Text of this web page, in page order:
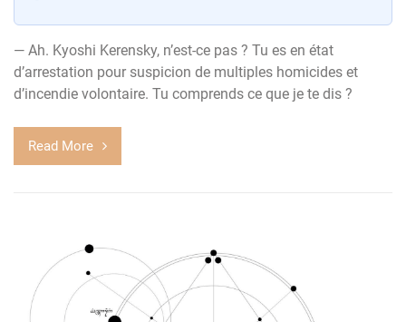
— Ah. Kyoshi Kerensky, n’est-ce pas ? Tu es en état
d’arrestation pour suspicion de multiples homicides et
d’incendie volontaire. Tu comprends ce que je te dis ?
Read More